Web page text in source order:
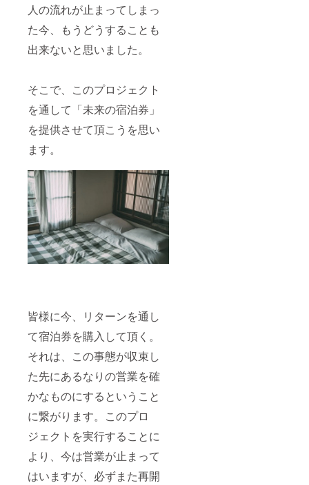
人の流れが止まってしまっ
た今、もうどうすることも
出来ないと思いました。
そこで、このプロジェクト
を通して「未来の宿泊券」
を提供させて頂こうを思い
ます。
皆様に今、リターンを通し
て宿泊券を購入して頂く。
それは、この事態が収束し
た先にあるなりの営業を確
かなものにするということ
に繋がります。このプロ
ジェクトを実行することに
より、今は営業が止まって
はいますが、必ずまた再開